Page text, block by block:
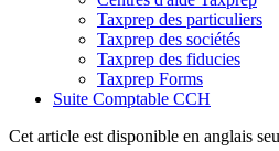
Taxprep des particuliers
Taxprep des sociétés
Taxprep des fiducies
Taxprep Forms
Suite Comptable CCH
Cet article est disponible en anglais